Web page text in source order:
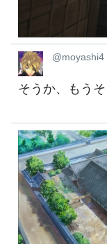
@moyashi4
そうか、もう